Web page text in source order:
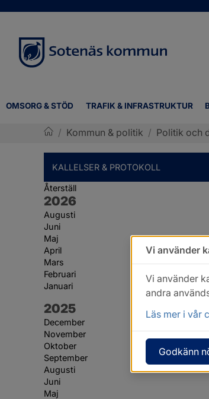
OMSORG & STÖD TRAFIK & INFRASTRUKTUR
/ Kommun & politik / Politik och
KALLELSER & PROTOKOLL
Återställ
År:
2026
Augusti
Juni
Maj
April
Mars
Februari
Januari
År:
2025
December
November
Oktober
September
Augusti
Juni
Maj
Vi använder
Vi använder
andra
Läs mer i vår
Godkänn